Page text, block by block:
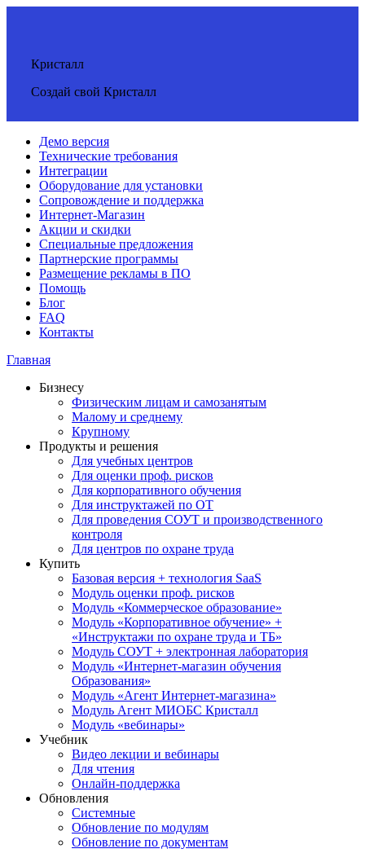
Кристалл
Создай свой Кристалл
Демо версия
Технические требования
Интеграции
Оборудование для установки
Сопровождение и поддержка
Интернет-Магазин
Акции и скидки
Специальные предложения
Партнерские программы
Размещение рекламы в ПО
Помощь
Блог
FAQ
Контакты
Главная
Бизнесу
Физическим лицам и самозанятым
Малому и среднему
Крупному
Продукты и решения
Для учебных центров
Для оценки проф. рисков
Для корпоративного обучения
Для инструктажей по ОТ
Для проведения СОУТ и производственного
контроля
Для центров по охране труда
Купить
Базовая версия + технология SaaS
Модуль оценки проф. рисков
Модуль «Коммерческое образование»
Модуль «Корпоративное обучение» +
«Инструктажи по охране труда и ТБ»
Модуль СОУТ + электронная лаборатория
Модуль «Интернет-магазин обучения
Образования»
Модуль «Агент Интернет-магазина»
Модуль Агент МИОБС Кристалл
Модуль «вебинары»
Учебник
Видео лекции и вебинары
Для чтения
Онлайн-поддержка
Обновления
Системные
Обновление по модулям
Обновление по документам